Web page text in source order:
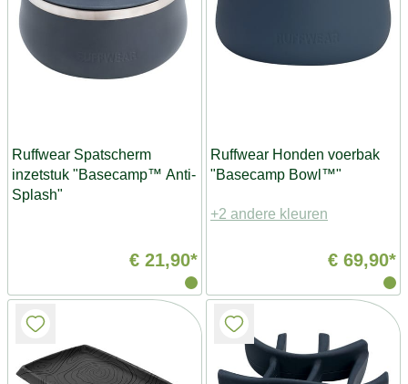
Ruffwear Spatscherm
inzetstuk "Basecamp™ Anti-
Splash"
€ 21,90*
Ruffwear Honden voerbak
"Basecamp Bowl™"
+2 andere kleuren
€ 69,90*